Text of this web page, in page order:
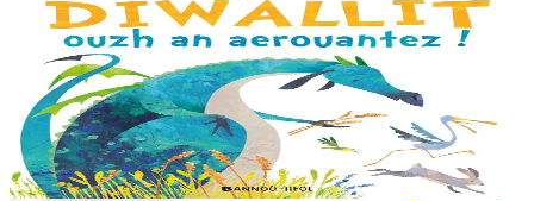
Bannoù-heol
Diwallit ouzh an aerouantez !
Dreistordinal eo ti nevez Eflammez. Bleunioù zo, geot flour hag
amezeien plijus-tre. Sur eo ?... - N’out ket evit chom amañ ! a huch
al loened all dezhi. Ha...
Er stok13,00 €